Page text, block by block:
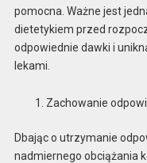
pomocna. Ważne jest
dietetykiem przed
odpowiednie dawki i
lekami.
Zachowanie
Dbając o utrzymanie
nadmiernego obciążania